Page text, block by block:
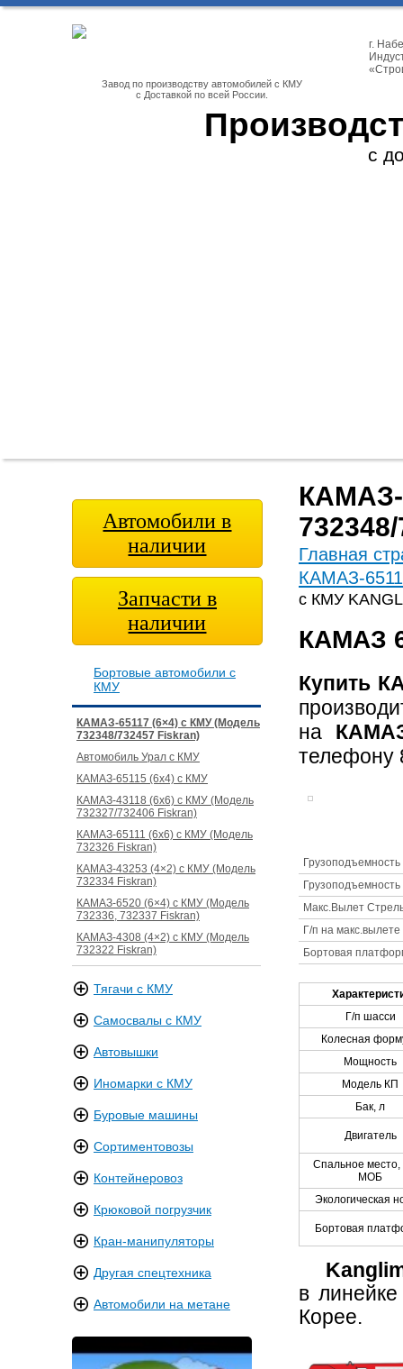
Завод по производству автомобилей с КМУ
с Доставкой по всей России.
г.
с
Автомобили в
наличии
Запчасти в
наличии
Бортовые автомобили с
КМУ
КАМАЗ-65117 (6×4) с КМУ (Модель
732348/732457 Fiskran)
Автомобиль Урал с КМУ
КАМАЗ-65115 (6х4) с КМУ
КАМАЗ-43118 (6х6) с КМУ (Модель
732327/732406 Fiskran)
КАМАЗ-65111 (6х6) с КМУ (Модель
732326 Fiskran)
КАМАЗ-43253 (4×2) с КМУ (Модель
732334 Fiskran)
КАМАЗ-6520 (6×4) с КМУ (Модель
732336, 732337 Fiskran)
КАМАЗ-4308 (4×2) с КМУ (Модель
732322 Fiskran)
Тягачи с КМУ
Самосвалы с КМУ
Автовышки
Иномарки с КМУ
Буровые машины
Сортиментовозы
Контейнеровоз
Крюковой погрузчик
Кран-манипуляторы
Другая спецтехника
Автомобили на метане
КАМАЗ-
Главная
КАМАЗ-
с КМУ
КАМАЗ
Купить
на
телефону
Грузоподъемность
Макс.Вылет
Г/п на макс.вылете
Бортовая
Г/п шасси
Колесная
Мощность
Модель КП
Бак, л
Двигатель
Спальное
МОБ
Экологическая
Бортовая
Kanglim
в
Корее.